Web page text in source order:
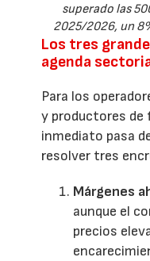
superado las
2025/2026, un
Los tres
agenda
Para los
y productores
inmediato pasa
resolver tres
Márgenes
aunque el
precios